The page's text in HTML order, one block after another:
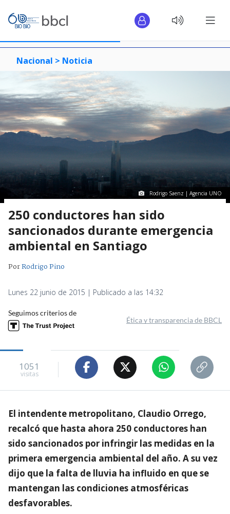
Nacional > Noticia
Rodrigo Saenz | Agencia UNO
250 conductores han sido
sancionados durante emergencia
ambiental en Santiago
PorRodrigo Pino
Lunes 22 junio de 2015 | Publicado a las 14:32
Seguimos criterios de
Ética y transparencia de BBCL
1051
visitas
El intendente metropolitano, Claudio Orrego,
recalcó que hasta ahora 250 conductores han
sido sancionados por infringir las medidas en la
primera emergencia ambiental del año. A su vez
dijo que la falta de lluvia ha influido en que se
mantengan las condiciones atmosféricas
desfavorables.